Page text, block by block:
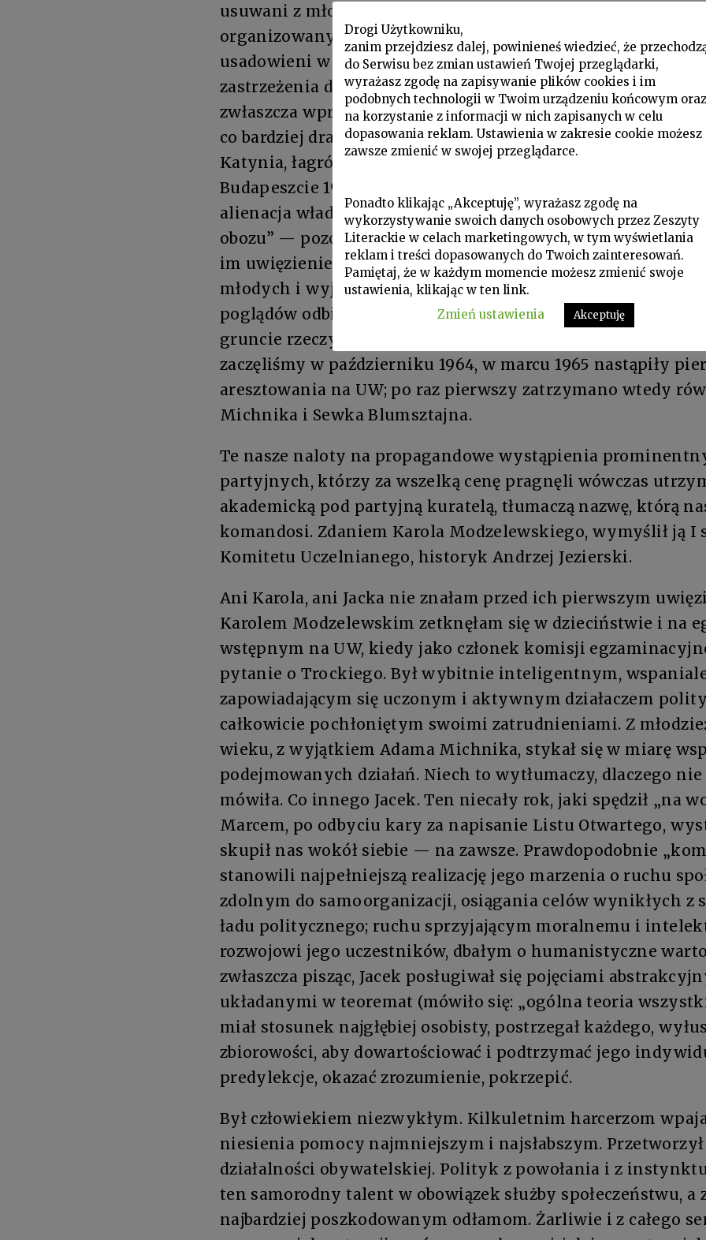
usuwani z młodzieżowych organizacji. Braliśmy niemniej
organizowanych przez nie dyskusjach i wzorowo do nich
usadowieni w różnych miejscach sali, zgłaszaliśmy dość
zastrzeżenia do krajowej i międzynarodowej polityki
zwłaszcza wprawiać w pomieszanie partyjnych
co bardziej dramatyczne epizody okrywanej milczeniem
Katynia, łagrów i stalinowskich zbrodni czy interwencji
Budapeszcie 1956 i polskim Październiku, czy też problemy
alienacja władzy w socjalizmie, sytuacja gospodarcza kraju i
obozu” — pozostałych państw socjalistycznych; zawsze
im uwięzienie Kuronia i Modzelewskiego gdyż te haniebne
młodych i wyjątkowo zdolnych pracowników uczelnianych
poglądów odbiegających od akceptowanych przez rządzącą
gruncie rzeczy detonatorem naszego buntu. Przypomnijmy:
zaczęliśmy w październiku 1964, w marcu 1965 nastąpiły
aresztowania na UW; po raz pierwszy zatrzymano wtedy
Michnika i Sewka Blumsztajna.
Te nasze naloty na propagandowe wystąpienia
partyjnych, którzy za wszelką cenę pragnęli wówczas
akademicką pod partyjną kuratelą, tłumaczą nazwę, którą
komandosi. Zdaniem Karola Modzelewskiego, wymyślił ją I
Komitetu Uczelnianego, historyk Andrzej Jezierski.
Ani Karola, ani Jacka nie znałam przed ich pierwszym
Karolem Modzelewskim zetknęłam się w dzieciństwie i na
wstępnym na UW, kiedy jako członek komisji
pytanie o Trockiego. Był wybitnie inteligentnym,
zapowiadającym się uczonym i aktywnym działaczem
całkowicie pochłoniętym swoimi zatrudnieniami. Z
wieku, z wyjątkiem Adama Michnika, stykał się w miarę
podejmowanych działań. Niech to wytłumaczy, dlaczego
mówiła. Co innego Jacek. Ten niecały rok, jaki spędził „na
Marcem, po odbyciu kary za napisanie Listu Otwartego,
skupił nas wokół siebie — na zawsze. Prawdopodobnie
stanowili najpełniejszą realizację jego marzenia o ruchu
zdolnym do samoorganizacji, osiągania celów wynikłych z
ładu politycznego; ruchu sprzyjającym moralnemu i
rozwojowi jego uczestników, dbałym o humanistyczne
zwłaszcza pisząc, Jacek posługiwał się pojęciami
układanymi w teoremat (mówiło się: „ogólna teoria
miał stosunek najgłębiej osobisty, postrzegał każdego,
zbiorowości, aby dowartościować i podtrzymać jego
predylekcje, okazać zrozumienie, pokrzepić.
Był człowiekiem niezwykłym. Kilkuletnim harcerzom
niesienia pomocy najmniejszym i najsłabszym. Przetworzył
działalności obywatelskiej. Polityk z powołania i z
ten samorodny talent w obowiązek służby społeczeństwu, a
najbardziej poszkodowanym odłamom. Żarliwie i z całego
Drogi Użytkowniku,
zanim przejdziesz dalej, powinieneś wiedzieć, że
do Serwisu bez zmian ustawień Twojej przeglądarki,
wyrażasz zgodę na zapisywanie plików cookies i im
podobnych technologii w Twoim urządzeniu końcowym oraz
na korzystanie z informacji w nich zapisanych w celu
dopasowania reklam. Ustawienia w zakresie cookie możesz
zawsze zmienić w swojej przeglądarce.
Ponadto klikając „Akceptuję”, wyrażasz zgodę na
wykorzystywanie swoich danych osobowych przez Zeszyty
Literackie w celach marketingowych, w tym wyświetlania
reklam i treści dopasowanych do Twoich zainteresowań.
Pamiętaj, że w każdym momencie możesz zmienić swoje
ustawienia, klikając w ten link.
Zmień ustawienia
Akceptuję